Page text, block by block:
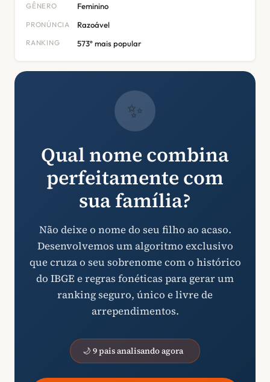
GÊNERO Feminino
PRONÚNCIA Razoável
RANKING 573º mais popular
✨
Qual nome combina
perfeitamente com
sua família?
Não deixe o nome do seu filho ao acaso.
Desenvolvemos um algoritmo exclusivo
que cruza o seu sobrenome com o histórico
do IBGE e regras fonéticas para gerar um
ranking seguro, único e livre de
arrependimentos.
🌙 9 pais analisando agora